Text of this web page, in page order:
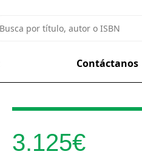
Contáctanos
3.125€